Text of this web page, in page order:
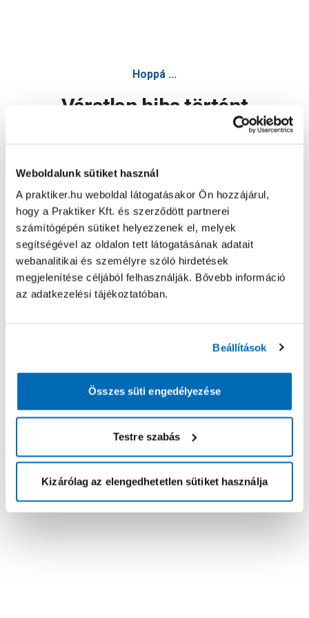
Weboldalunk sütiket használ
A praktiker.hu weboldal látogatásakor Ön hozzájárul,
hogy a Praktiker Kft. és szerződött partnerei
számítógépén sütiket helyezzenek el, melyek
segítségével az oldalon tett látogatásának adatait
webanalitikai és személyre szóló hirdetések
megjelenítése céljából felhasználják. Bővebb információ
az adatkezelési tájékoztatóban.
Beállítások
Összes süti engedélyezése
Testre szabás
Kizárólag az elengedhetetlen sütiket használja
Hoppá ...
Váratlan hiba történt
Oldal újratöltése